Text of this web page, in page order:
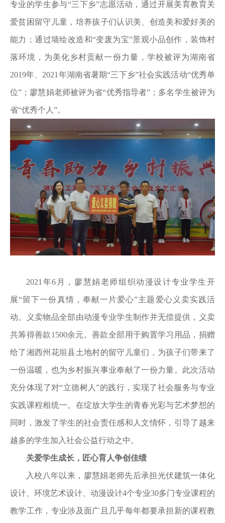
专业的学生参与“三下乡”志愿活动，通过开展美育教育关
爱贫困留守儿童，培养孩子们认识美、创造美和爱好美的
能力；通过墙绘改造和“变废为宝”景观小品创作，装饰村
落环境，为美化乡村贡献一份力量，学校被评为湖南省
2019年、2021年湖南省暑期“三下乡”社会实践活动“优秀单
位”；廖慧娟老师被评为省“优秀指导者”；多名学生被评为
省“优秀个人”。
2021年6月，廖慧娟老师组织动漫设计专业学生开
展“留下一份真情，奉献一片爱心”主题爱心义卖实践活
动。义卖物品全部由动漫专业学生制作并无偿提供，义卖
共筹得善款1500余元。善款全部用于购置学习用品，捐赠
给了湘西州花垣县土地村的留守儿童们，为孩子们带来了
一份温暖，也为乡村振兴事业奉献了一份力量。此次活动
充分体现了对“立德树人”的践行，实现了社会服务与专业
实践课程相统一。在绽放大学生的青春光彩与艺术梦想的
同时，激发了学生的社会责任感和人文情怀，引导了越来
越多的学生加入社会公益行动之中。
关爱学生成长，匠心育人争创佳绩
入校八年以来，廖慧娟老师先后承担光伏建筑一体化
设计、环境艺术设计、动漫设计4个专业30多门专业课程的
教学工作，专业涉及面广且几乎每年都要承担新的课程教